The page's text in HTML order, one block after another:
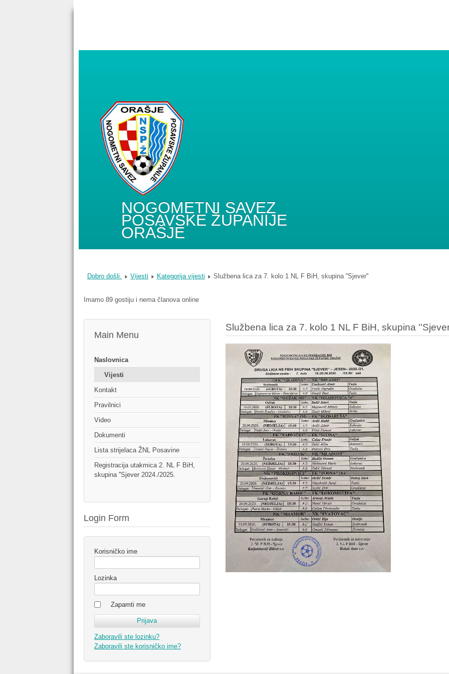
NOGOMETNI SAVEZ
POSAVSKE ŽUPANIJE
ORAŠJE
Dobro došli. Vijesti Kategorija vijesti Službena lica za 7. kolo 1 NL F BiH, skupina ''Sjever''
Imamo 89 gostiju i nema članova online
Main Menu
Naslovnica
Vijesti
Kontakt
Pravilnici
Video
Dokumenti
Lista strijelaca ŽNL Posavine
Registracija utakmica 2. NL F BiH,
skupina ''Sjever 2024./2025.
Login Form
Korisničko ime
Lozinka
Zapamti me
Zaboravili ste lozinku?
Zaboravili ste korisničko ime?
Službena lica za 7. kolo 1 NL F BiH, skupina